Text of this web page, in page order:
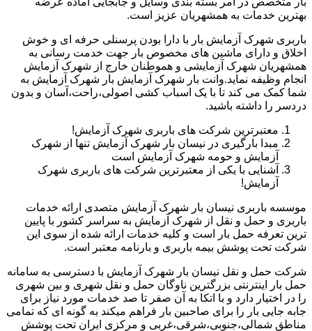
بهترین خدمات به همشهریان عزیز است.
باربری شهرک آزمایش بار با دارا بودن پرسنلی حرفه ای و خوش
اخلاق و دارای ماشین های مخصوص بار جهت خدمت رسانی به
همشهریان شهرک آزمایشی و هموطنان خارج از شهرک آزمایش
انجام وظیفه نماید.وانت بار شهرک آزمایش بار شهرک آزمایش به
شما کمک می کند تا با یک اسباب کشی اصولی،راحت،آسان و بدون
دردسر را داشته باشید.
معتبرترین شرکت های باربری شهرک آزمایش!
مبدا بارگیری در نیسان بار شهرک آزمایش تنها از شهرک
آزمایش و حومه شهرک آزمایش است
آشنایی با یکی از معتبرترین شرکت های باربری شهرک
آزمایش!
موسسه باربری نیسان بار شهرک آزمایش متصدی ارائه خدمات
باربری و حمل و نقل از شهرک آزمایش به سراسر کشور با پایین
ترین تعرفه حمل بار است و کلیه خدمات ارائه شده از سوی این
شرکت تحت پوشش بیمه باربری و بارنامه معتبر است.
شرکت حمل و نقل نیسان بار شهرک آزمایش با دسترسی به سامانه
حمل بار اینترنتی بزرگترین ناوگان حمل و نقل شهری و بین شهری
را در اختیار دارد و با اتکا به آن صفر تا صد خدمات مورد نیاز برای
جابه جایی بار را برای صاحبین بار فراهم میکند به گونه ای که تمامی
مناطق شمالی،جنوبی،شرقی،غربی و مرکزی ایران تحت پوشش